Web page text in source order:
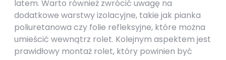
latem. Warto również zwrócić uwagę na
dodatkowe warstwy izolacyjne, takie jak pianka
poliuretanowa czy folie refleksyjne, które można
umieścić wewnątrz rolet. Kolejnym aspektem jest
prawidłowy montaż rolet, który powinien być